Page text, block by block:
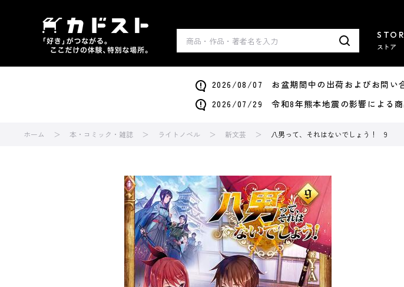
ストア
2026/08/07 お盆期間中の出荷およびお問い
2026/07/29 令和8年熊本地震の影響による商
ホーム 本・コミック・雑誌 ライトノベル 新文芸 八男って、それはないでしょう！ 9